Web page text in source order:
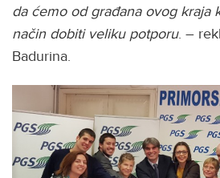
da ćemo od građana ovog kraja
način dobiti veliku potporu. –
Badurina.